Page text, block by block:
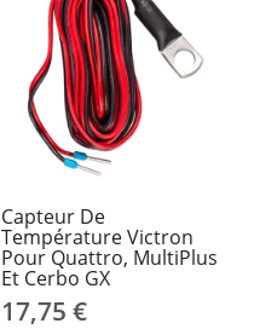
Capteur De
Température Victron
Pour Quattro, MultiPlus
Et Cerbo GX
17,75 €